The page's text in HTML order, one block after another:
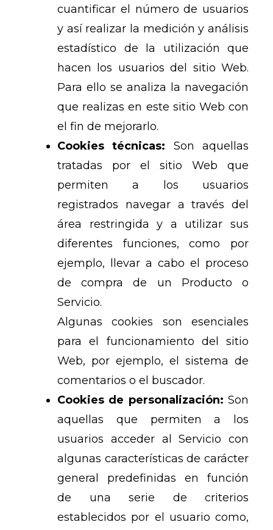
cuantificar el número de usuarios
y así realizar la medición y análisis
estadístico de la utilización que
hacen los usuarios del sitio Web.
Para ello se analiza la navegación
que realizas en este sitio Web con
el fin de mejorarlo.
Cookies técnicas: Son aquellas
tratadas por el sitio Web que
permiten a los usuarios
registrados navegar a través del
área restringida y a utilizar sus
diferentes funciones, como por
ejemplo, llevar a cabo el proceso
de compra de un Producto o
Servicio.
Algunas cookies son esenciales
para el funcionamiento del sitio
Web, por ejemplo, el sistema de
comentarios o el buscador.
Cookies de personalización: Son
aquellas que permiten a los
usuarios acceder al Servicio con
algunas características de carácter
general predefinidas en función
de una serie de criterios
establecidos por el usuario como,